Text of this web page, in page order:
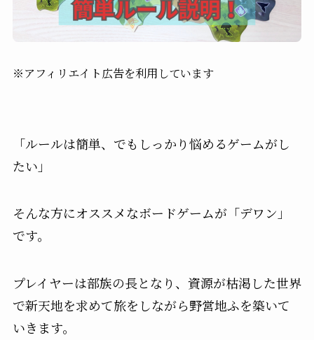
※アフィリエイト広告を利用しています
「ルールは簡単、でもしっかり悩めるゲームがし
たい」
そんな方にオススメなボードゲームが「デワン」
です。
プレイヤーは部族の長となり、資源が枯渇した世界
で新天地を求めて旅をしながら野営地ふを築いて
いきます。